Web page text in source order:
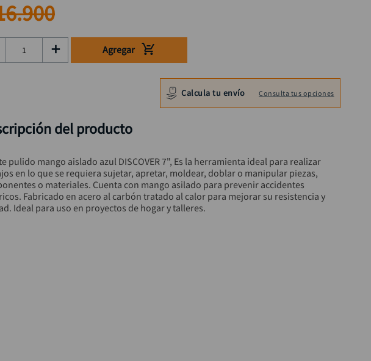
.900
＋ Agregar
Calcula tu envío Consulta tus opciones
del producto
pulido mango aislado azul DISCOVER 7", Es la herramienta ideal para realizar
en lo que se requiera sujetar, apretar, moldear, doblar o manipular piezas,
o materiales. Cuenta con mango asilado para prevenir accidentes
Fabricado en acero al carbón tratado al calor para mejorar su resistencia y
Ideal para uso en proyectos de hogar y talleres.